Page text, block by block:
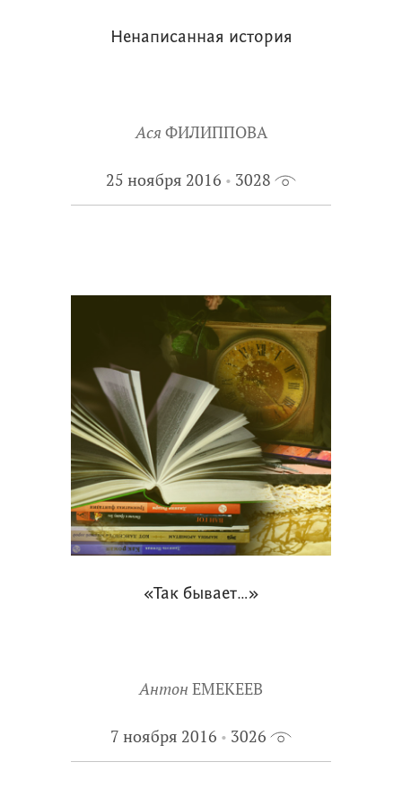
Ненаписанная история
Ася ФИЛИППОВА
25 ноября 2016 3028
«Так бывает…»
Антон ЕМЕКЕЕВ
7 ноября 2016 3026